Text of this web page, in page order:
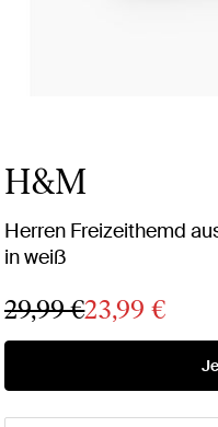
H&M
Herren Freizeithemd
in weiß
29,99 €23,99 €